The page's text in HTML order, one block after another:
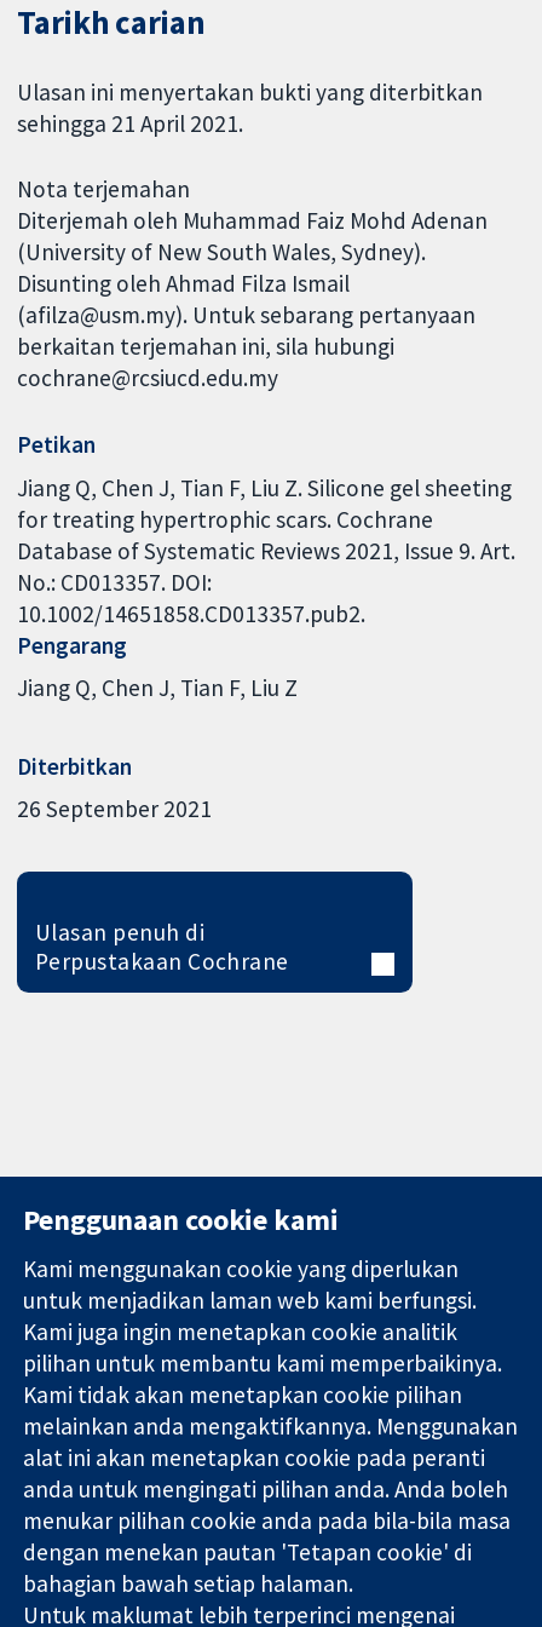
Tarikh carian
Ulasan ini menyertakan bukti yang diterbitkan
sehingga 21 April 2021.
Nota terjemahan
Diterjemah oleh Muhammad Faiz Mohd Adenan
(University of New South Wales, Sydney).
Disunting oleh Ahmad Filza Ismail
(afilza@usm.my). Untuk sebarang pertanyaan
berkaitan terjemahan ini, sila hubungi
cochrane@rcsiucd.edu.my
Petikan
Jiang Q, Chen J, Tian F, Liu Z. Silicone gel sheeting
for treating hypertrophic scars. Cochrane
Database of Systematic Reviews 2021, Issue 9. Art.
No.: CD013357. DOI:
10.1002/14651858.CD013357.pub2.
Pengarang
Jiang Q Chen J Tian F Liu Z
Diterbitkan
26 September 2021
Ulasan penuh di
Perpustakaan Cochrane
Bukti yang
dipercayai.
keputusan
termaklum
Kesihatan yang
lebih baik
11-13 Cavendish
Square
London
W1G 0AN
United Kingdom
Hubungi kita
Berita
Pejabat
akhbar
Perihal Kami
Pekerjaan
Cochrane
Library
Kolaborasi Cochrane ialah sebuah badan amal (no. 1045921) dan
sebuah syarikat terhad oleh jaminan (no. 03044323) yang
berdaftar di England & Wales. Nombor pendaftaran VAT GB 718
Penggunaan cookie kami
Kami menggunakan cookie yang diperlukan
untuk menjadikan laman web kami berfungsi.
Kami juga ingin menetapkan cookie analitik
pilihan untuk membantu kami memperbaikinya.
Kami tidak akan menetapkan cookie pilihan
melainkan anda mengaktifkannya. Menggunakan
alat ini akan menetapkan cookie pada peranti
anda untuk mengingati pilihan anda. Anda boleh
menukar pilihan cookie anda pada bila-bila masa
dengan menekan pautan 'Tetapan cookie' di
bahagian bawah setiap halaman.
Untuk maklumat lebih terperinci mengenai